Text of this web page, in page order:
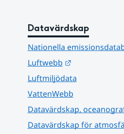
Datavärdskap
Nationella
Luftwebb
Länk till
Luftmiljödata
VattenWebb
Datavärdskap,
Datavärdskap för